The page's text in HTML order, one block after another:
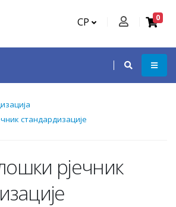
СР 0
стандардизације
рјечник